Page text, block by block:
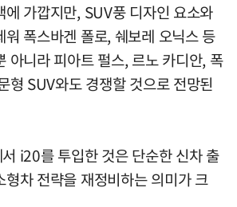
에 가깝지만, SUV풍 디자인 요소와
워 폭스바겐 폴로, 쉐보레 오닉스 등
아니라 피아트 펄스, 르노 카디안, 폭
형 SUV와도 경쟁할 것으로 전망된
i20를 투입한 것은 단순한 신차 출
형차 전략을 재정비하는 의미가 크